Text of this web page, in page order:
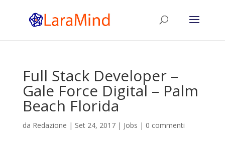
Full Stack Developer –
Gale Force Digital – Palm
Beach Florida
da Redazione | Set 24, 2017| Jobs | 0 commenti